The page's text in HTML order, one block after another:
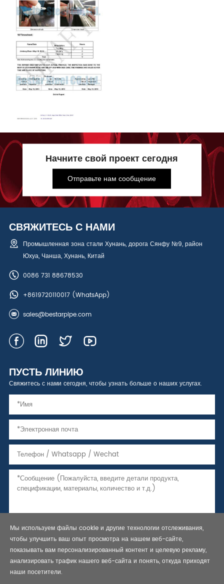
Начните свой проект сегодня
Отправьте нам сообщение
СВЯЖИТЕСЬ С НАМИ
Промышленная зона стали Хунань, дорога Сянфу №9, район
Юхуа, Чанша, Хунань, Китай
0086 731 88678530
+8619720110017(WhatsApp)
sales@bestarpipe.com
ПУСТЬ ЛИНИЮ
Свяжитесь с нами сегодня, чтобы узнать больше о наших услугах.
Мы используем файлы cookie и другие технологии отслеживания,
чтобы улучшить ваш опыт просмотра на нашем веб-сайте,
показывать вам персонализированный контент и целевую рекламу,
анализировать трафик нашего веб-сайта и понять, откуда приходят
наши посетители.